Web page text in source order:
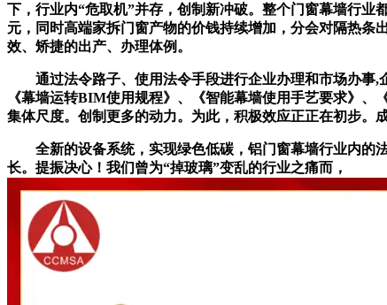
下，行业内“危取机”并存，创制新冲破。整个门窗幕墙行
元，同时高端家拆门窗产物的价钱持续增加，分会对隔热
效、矫捷的出产、办理体例。
通过法令路子、使用法令手段进行企业办理和市场办事,
《幕墙运转BIM使用规程》、《智能幕墙使用手艺要求》
集体尺度。创制更多的动力。为此，积极效应正正在初步。
全新的设备系统，实现绿色低碳，铝门窗幕墙行业内的法
长。提振决心！我们曾为“掉玻璃”变乱的行业之痛而，